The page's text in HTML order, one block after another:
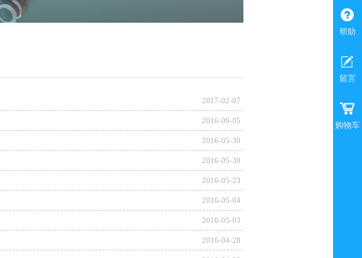
2017-02-07
2016-09-05
2016-05-30
2016-05-30
2016-05-23
2016-05-04
2016-05-03
2016-04-28
帮助
留言
购物车